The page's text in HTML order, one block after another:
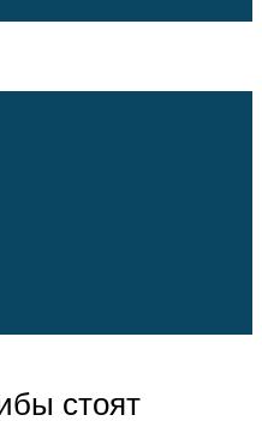
стоят